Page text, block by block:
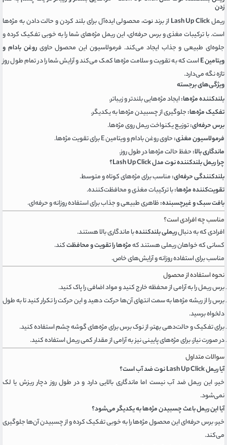
زدن
ریملLash Up Click از برندنوت، محصولی ایده‌آل برای بلند کردن و حالت دادن به مژه‌ها
است. با ترکیبات مغذی و برس حرفه‌ای، این ریمل مژه‌های شما را به خوبی تفکیک کرده و
جلوه‌ای طبیعی و جذاب ایجاد می‌کند. فرمولاسیون این محصول حاویروغن بادام و
ویتامین E است که به تقویت و سلامت مژه‌ها کمک می‌کند و آرایش شما را در تمام طول روز
تازه نگه می‌دارد.
ویژگی‌های برجسته
بلندکننده مژه‌ها:ایجاد مژه‌هایی بلندتر و زیباتر.
تفکیک مژه‌ها:جلوگیری از چسبیدن مژه‌ها به یکدیگر.
برس حرفه‌ای:توزیع یکنواخت ریمل روی مژه‌ها.
فرمولاسیون مغذی:حاوی روغن بادام و ویتامین E برای تقویت مژه‌ها.
ماندگاری بالا:حفظ حالت مژه‌ها در طول روز.
چرا ریمل بلندکننده نوت مدل Lash Up Click؟
بلندکنندگی حرفه‌ای:مناسب برای مژه‌های کوتاه و متوسط.
تقویت‌کننده مژه‌ها:با ترکیبات مغذی و محافظت‌کننده.
بافت سبک و غیرچسبنده:ظاهری طبیعی و جذاب برای استفاده روزانه و حرفه‌ای.
مناسب چه افرادی است؟
افرادی که به دنبالریملی بلندکنندهبا ماندگاری بالا هستند.
کسانی که خواهان ریملی هستند کهمژه‌ها را تقویت و محافظتکند.
مناسب برای استفاده روزانه و آرایش‌های خاص.
نحوه استفاده از محصول
برس ریمل را به آرامی از محفظه خارج کنید و مواد اضافی را پاک کنید.
برس را از ریشه مژه‌ها به سمت انتهای آن‌ها حرکت دهید و این حرکت را تکرار کنید تا به طول
دلخواه برسید.
برای تفکیک و حالت‌دهی بهتر، از نوک برس برای مژه‌های گوشه چشم استفاده کنید.
در صورت نیاز، برای مژه‌های پایینی نیز به آرامی از مقدار کمی ریمل استفاده کنید.
سوالات متداول
آیا ریمل Lash Up Click نوت ضد آب است؟
خیر، این ریمل ضد آب نیست اما ماندگاری بالایی دارد و در طول روز دچار ریزش یا لک
نمی‌شود.
آیا این ریمل باعث چسبیدن مژه‌ها به یکدیگر می‌شود؟
خیر، برس حرفه‌ای این محصول مژه‌ها را به خوبی تفکیک کرده و از چسبیدن آن‌ها جلوگیری
می‌کند.